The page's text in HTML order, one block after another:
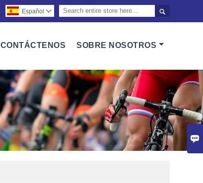


Español 
CONTÁCTENOS SOBRE NOSOTROS